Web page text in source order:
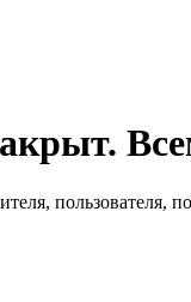
пользователя,